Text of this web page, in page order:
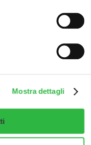
Mostra dettagli
o